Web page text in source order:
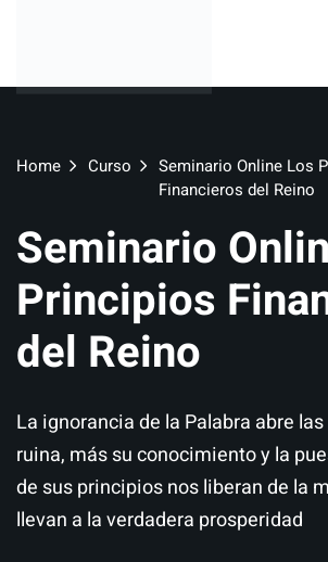
Home Curso
Seminario Online Los
Financieros del Reino
Seminario
Principios
del Reino
La ignorancia de la Palabra abre
ruina, más su conocimiento y la
de sus principios nos liberan de la
llevan a la verdadera prosperidad